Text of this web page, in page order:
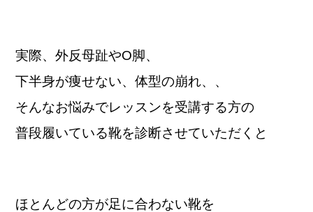
実際、外反母趾やO脚、
下半身が痩せない、体型の崩れ、、
そんなお悩みでレッスンを受講する方の
普段履いている靴を診断させていただくと
ほとんどの方が足に合わない靴を